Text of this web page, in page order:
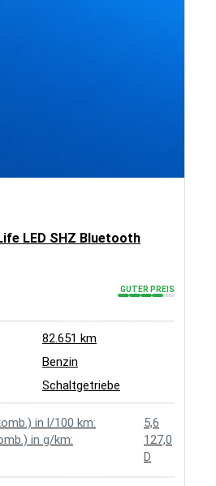
LED SHZ Bluetooth
GUTER PREIS
82.651 km
Benzin
Schaltgetriebe
in l/100 km:
5,6
in g/km:
127,0
D